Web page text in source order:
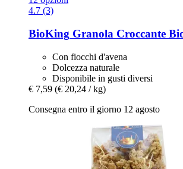
4.7 (3)
BioKing Granola Croccante
Con fiocchi d'avena
Dolcezza naturale
Disponibile in gusti diversi
€ 7,59 (€ 20,24 / kg)
Consegna entro il giorno 12 agosto